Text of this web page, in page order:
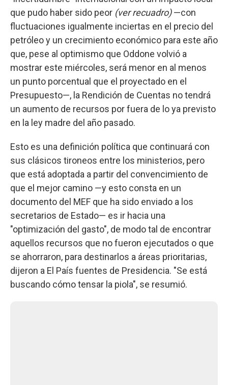
que pudo haber sido peor (ver recuadro)—con
fluctuaciones igualmente inciertas en el precio del
petróleo y un crecimiento económico para este año
que, pese al optimismo que Oddone volvió a
mostrar este miércoles, será menor en al menos
un punto porcentual que el proyectado en el
Presupuesto—, la Rendición de Cuentas no tendrá
un aumento de recursos por fuera de lo ya previsto
en la ley madre del año pasado.
Esto es una definición política que continuará con
sus clásicos tironeos entre los ministerios, pero
que está adoptada a partir del convencimiento de
que el mejor camino —y esto consta en un
documento del MEF que ha sido enviado a los
secretarios de Estado— es ir hacia una
"optimización del gasto", de modo tal de encontrar
aquellos recursos que no fueron ejecutados o que
se ahorraron, para destinarlos a áreas prioritarias,
dijeron a El País fuentes de Presidencia. "Se está
buscando cómo tensar la piola", se resumió.